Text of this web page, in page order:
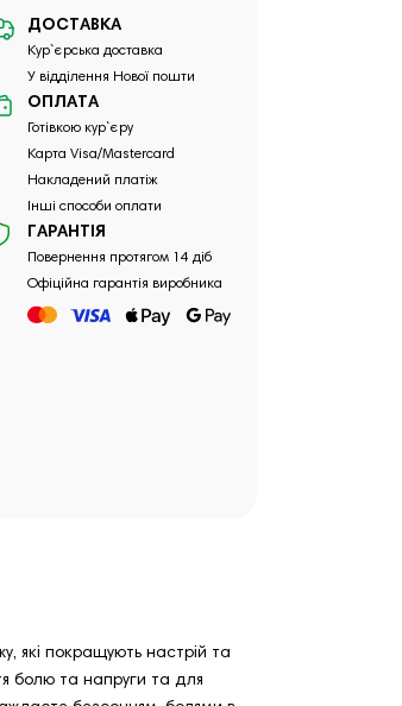
ДОСТАВКА
Кур`єрська доставка
У відділення Нової пошти
ОПЛАТА
Готівкою кур`єру
Карта Visa/Mastercard
Накладений платіж
Інші способи оплати
ГАРАНТІЯ
Повернення протягом 14 діб
Офіційна гарантія виробника
які покращують настрій та
болю та напруги та для